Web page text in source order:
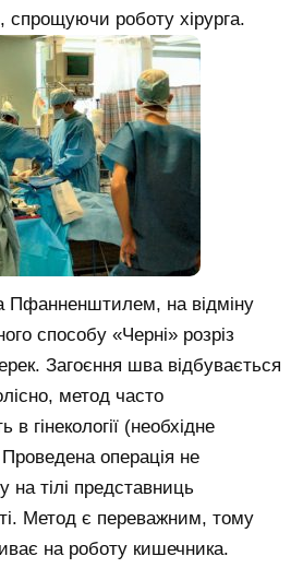
роботу хірурга.
Пфанненштилем, на відміну
способу «Черні» розріз
Загоєння шва відбувається
метод часто
в гінекології (необхідне
операція не
на тілі представниць
Метод є переважним, тому
на роботу кишечника.